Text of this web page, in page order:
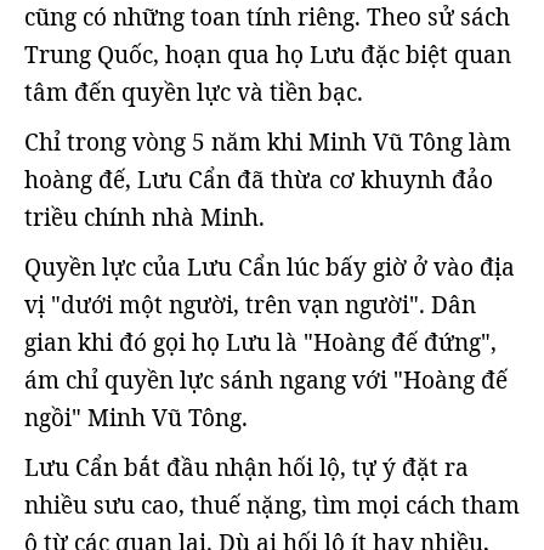
cũng có những toan tính riêng. Theo sử sách
Trung Quốc, hoạn qua họ Lưu đặc biệt quan
tâm đến quyền lực và tiền bạc.
Chỉ trong vòng 5 năm khi Minh Vũ Tông làm
hoàng đế, Lưu Cẩn đã thừa cơ khuynh đảo
triều chính nhà Minh.
Quyền lực của Lưu Cẩn lúc bấy giờ ở vào địa
vị "dưới một người, trên vạn người". Dân
gian khi đó gọi họ Lưu là "Hoàng đế đứng",
ám chỉ quyền lực sánh ngang với "Hoàng đế
ngồi" Minh Vũ Tông.
Lưu Cẩn bắt đầu nhận hối lộ, tự ý đặt ra
nhiều sưu cao, thuế nặng, tìm mọi cách tham
ô từ các quan lại. Dù ai hối lộ ít hay nhiều,